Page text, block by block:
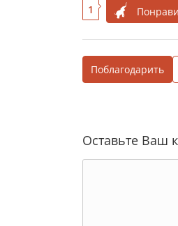
1
Поблагодарить
Оставьте Ваш